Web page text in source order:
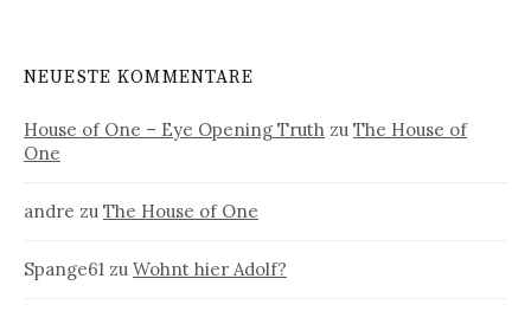
NEUESTE KOMMENTARE
House of One – Eye Opening Truth zu The House of
One
andre zu The House of One
Spange61 zu Wohnt hier Adolf?